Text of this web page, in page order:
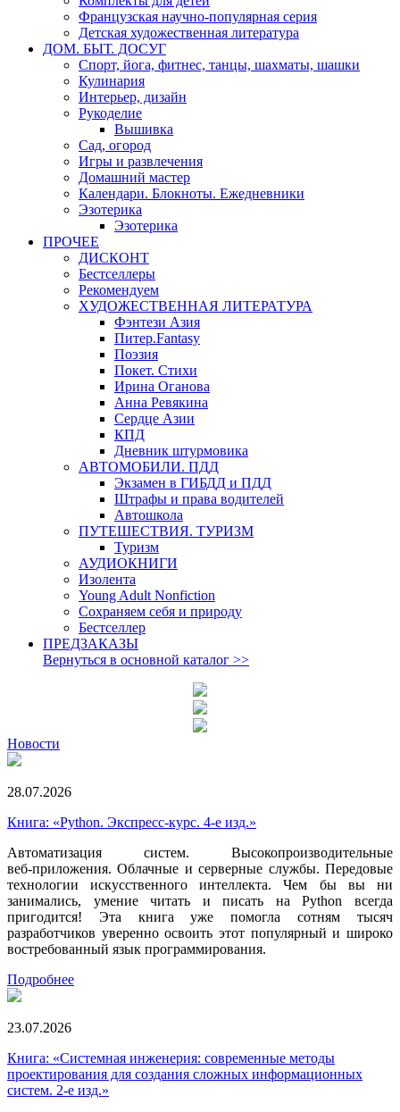
Французская научно-популярная серия
Детская художественная литература
ДОМ. БЫТ. ДОСУГ
Спорт, йога, фитнес, танцы, шахматы, шашки
Кулинария
Интерьер, дизайн
Рукоделие
Вышивка
Сад, огород
Игры и развлечения
Домашний мастер
Календари. Блокноты. Ежедневники
Эзотерика
Эзотерика
ПРОЧЕЕ
ДИСКОНТ
Бестселлеры
Рекомендуем
ХУДОЖЕСТВЕННАЯ ЛИТЕРАТУРА
Фэнтези Азия
Питер.Fantasy
Поэзия
Покет. Стихи
Ирина Оганова
Анна Ревякина
Сердце Азии
КПД
Дневник штурмовика
АВТОМОБИЛИ. ПДД
Экзамен в ГИБДД и ПДД
Штрафы и права водителей
Автошкола
ПУТЕШЕСТВИЯ. ТУРИЗМ
Туризм
АУДИОКНИГИ
Изолента
Young Adult Nonfiction
Сохраняем себя и природу
Бестселлер
ПРЕДЗАКАЗЫ
Вернуться в основной каталог >>
Новости
28.07.2026
Книга: «Python. Экспресс‑курс. 4-е изд.»
Автоматизация систем. Высокопроизводительные
веб‑приложения. Облачные и серверные службы. Передовые
технологии искусственного интеллекта. Чем бы вы ни
занимались, умение читать и писать на Python всегда
пригодится! Эта книга уже помогла сотням тысяч
разработчиков уверенно освоить этот популярный и широко
востребованный язык программирования.
Подробнее
23.07.2026
Книга: «Системная инженерия: современные методы
проектирования для создания сложных информационных
систем. 2-е изд.»